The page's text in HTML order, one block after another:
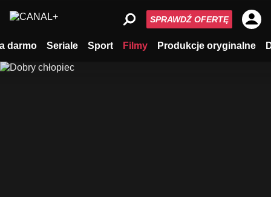
darmo Seriale Sport Filmy Produkcje oryginalne
SPRAWDŹ OFERTĘ